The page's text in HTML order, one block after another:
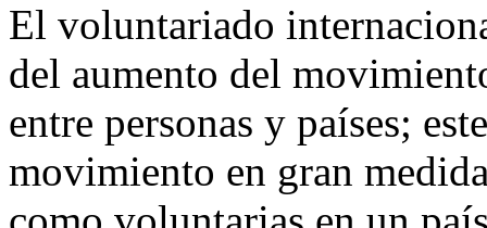
El voluntariado
del aumento del
entre personas y países;
movimiento en gran